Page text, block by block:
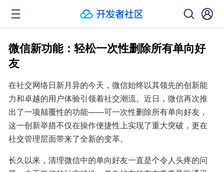
微信新功能：轻松一次性删除所有单向好
友
在社交网络日新月异的今天，微信始终以其领先的创新能
力和卓越的用户体验引领着社交潮流。近日，微信再次推
出了一项颠覆性的功能——可一次性删除所有单向好友，
这一创新举措不仅在操作便捷性上实现了重大突破，更在
社交管理层面带来了全新的变革。
长久以来，清理微信中的单向好友一直是个令人头疼的问